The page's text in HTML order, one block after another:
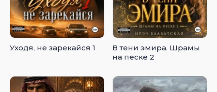
Уходя, не зарекайся 1
В тени эмира. Шрамы
на песке 2